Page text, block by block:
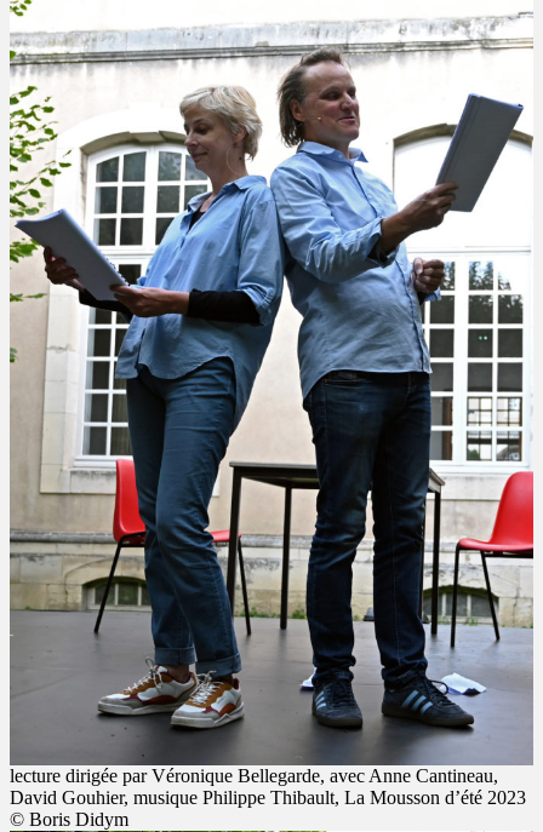
lecture dirigée par Véronique Bellegarde, avec Anne Cantineau,
David Gouhier, musique Philippe Thibault, La Mousson d’été 2023
© Boris Didym